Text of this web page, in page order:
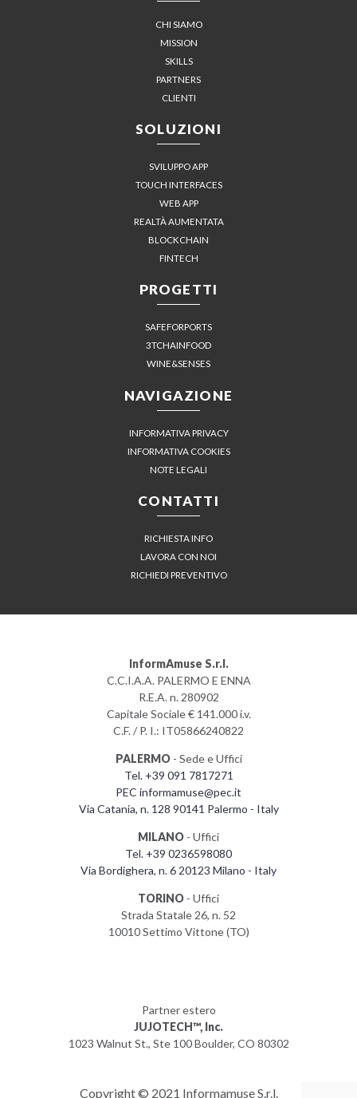
CHI SIAMO
MISSION
SKILLS
PARTNERS
CLIENTI
SOLUZIONI
SVILUPPO APP
TOUCH INTERFACES
WEB APP
REALTÀ AUMENTATA
BLOCKCHAIN
FINTECH
PROGETTI
SAFEFORPORTS
3TCHAINFOOD
WINE&SENSES
NAVIGAZIONE
INFORMATIVA PRIVACY
INFORMATIVA COOKIES
NOTE LEGALI
CONTATTI
RICHIESTA INFO
LAVORA CON NOI
RICHIEDI PREVENTIVO
InformAmuse S.r.l.
C.C.I.A.A. PALERMO E ENNA
R.E.A. n. 280902
Capitale Sociale € 141.000 i.v.
C.F. / P. I.: IT05866240822
PALERMO- Sede e Uffici
Tel. +39 091 7817271
PEC informamuse@pec.it
Via Catania, n. 128 90141 Palermo - Italy
MILANO - Uffici
Tel. +39 0236598080
Via Bordighera, n. 6 20123 Milano - Italy
TORINO - Uffici
Strada Statale 26, n. 52
10010 Settimo Vittone (TO)
Partner estero
JUJOTECH™, Inc.
1023 Walnut St., Ste 100 Boulder, CO 80302
Copyright © 2021 Informamuse S.r.l.